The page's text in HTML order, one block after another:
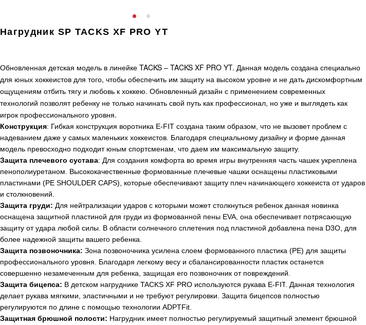
Нагрудник SP TACKS XF PRO YT
Обновленная детская модель в линейке TACKS – TACKS XF PRO YT. Данная модель создана специально
для юных хоккеистов для того, чтобы обеспечить им защиту на высоком уровне и не дать дискомфортным
ощущениям отбить тягу и любовь к хоккею. Обновленный дизайн с применением современных
технологий позволят ребенку не только начинать свой путь как профессионал, но уже и выглядеть как
игрок профессионального уровня.
Конструкция: Гибкая конструкция воротника E-FIT создана таким образом, что не вызовет проблем с
надеванием даже у самых маленьких хоккеистов. Благодаря специальному дизайну и форме данная
модель превосходно подходит юным спортсменам, что даем им максимальную защиту.
Защита плечевого сустава: Для создания комфорта во время игры внутренняя часть чашек укреплена
пенополиуретаном. Высококачественные формованные плечевые чашки оснащены пластиковыми
пластинами (PE SHOULDER CAPS), которые обеспечивают защиту плеч начинающего хоккеиста от ударов
и столкновений.
Защита груди: Для нейтрализации ударов с которыми может столкнуться ребенок данная новинка
оснащена защитной пластиной для груди из формованной пены EVA, она обеспечивает потрясающую
защиту от удара любой силы. В области солнечного сплетения под пластиной добавлена пена D3O , для
более надежной защиты вашего ребенка.
Защита позвоночника: Зона позвоночника усилена слоем формованного пластика (PE) для защиты
профессионального уровня. Благодаря легкому весу и сбалансированности пластик останется
совершенно незамеченным для ребенка, защищая его позвоночник от повреждений.
Защита бицепса: В детском нагруднике TACKS XF PRO используются рукава E-FIT . Данная технология
делает рукава мягкими, эластичными и не требуют регулировки. Защита бицепсов полностью
регулируются по длине с помощью технологии ADPTFit.
Защитная брюшной полости: Нагрудник имеет полностью регулируемый защитный элемент брюшной